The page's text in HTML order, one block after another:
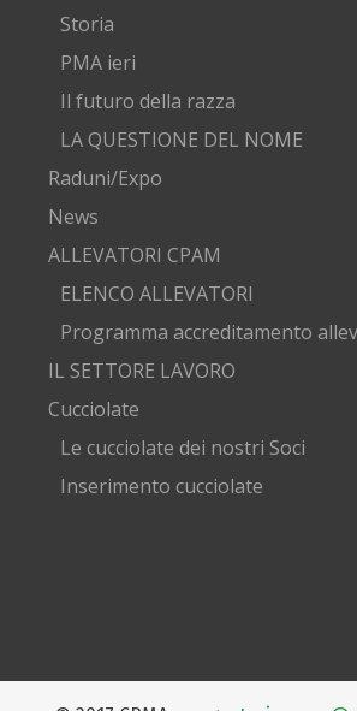
Storia
PMA ieri
Il futuro della razza
LA QUESTIONE DEL NOME
Raduni/Expo
News
ALLEVATORI CPAM
ELENCO ALLEVATORI
Programma accreditamento
IL SETTORE LAVORO
Cucciolate
Le cucciolate dei nostri Soci
Inserimento cucciolate